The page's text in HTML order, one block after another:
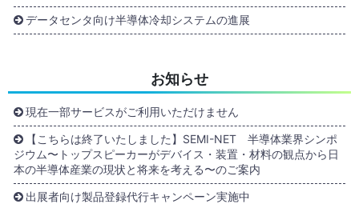
データセンタ向け半導体冷却システムの進展
お知らせ
現在一部サービスがご利用いただけません
【こちらは終了いたしました】SEMI-NET 半導体業界シンポ
ジウム〜トップスピーカーがデバイス・装置・材料の観点から日
本の半導体産業の現状と将来を考える〜のご案内
出展者向け製品登録代行キャンペーン実施中